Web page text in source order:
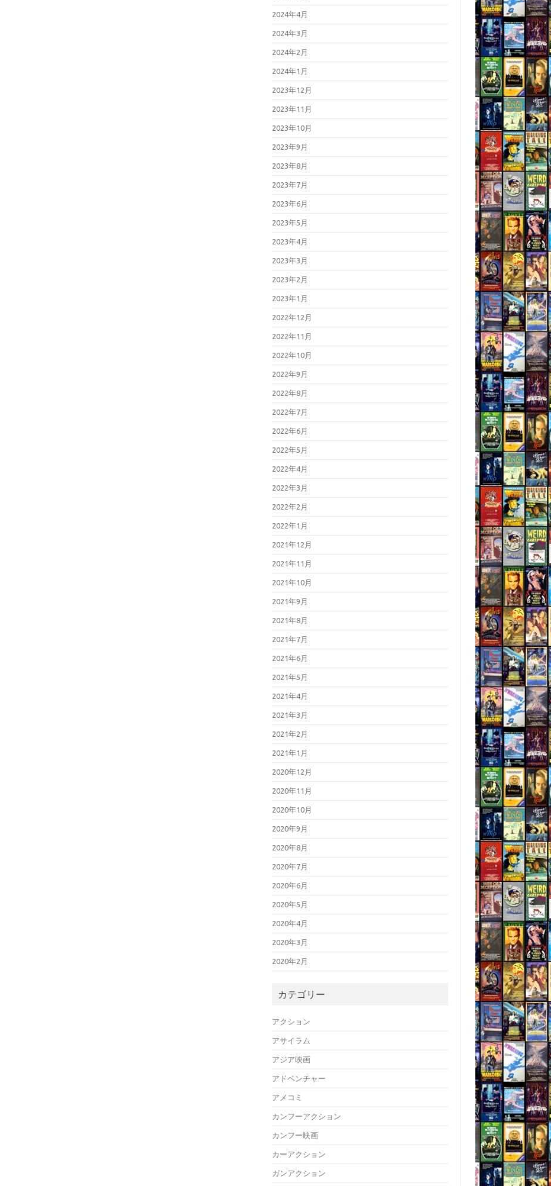
2024年4月
2024年3月
2024年2月
2024年1月
2023年12月
2023年11月
2023年10月
2023年9月
2023年8月
2023年7月
2023年6月
2023年5月
2023年4月
2023年3月
2023年2月
2023年1月
2022年12月
2022年11月
2022年10月
2022年9月
2022年8月
2022年7月
2022年6月
2022年5月
2022年4月
2022年3月
2022年2月
2022年1月
2021年12月
2021年11月
2021年10月
2021年9月
2021年8月
2021年7月
2021年6月
2021年5月
2021年4月
2021年3月
2021年2月
2021年1月
2020年12月
2020年11月
2020年10月
2020年9月
2020年8月
2020年7月
2020年6月
2020年5月
2020年4月
2020年3月
2020年2月
カテゴリー
アクション
アサイラム
アジア映画
アドベンチャー
アメコミ
カンフーアクション
カンフー映画
カーアクション
ガンアクション